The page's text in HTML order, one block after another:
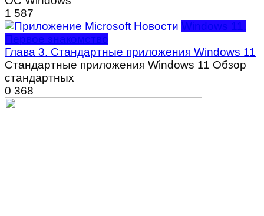
1 587
Windows 11.
Первое знакомство
Глава 3. Стандартные приложения Windows 11
Стандартные приложения Windows 11 Обзор
стандартных
0 368